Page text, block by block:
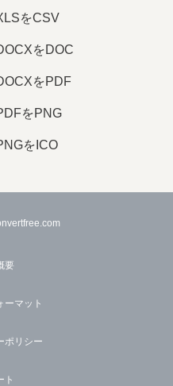
をCSV
をDOC
をPDF
をPNG
をICO
要
ーマット
ポリシー
ト